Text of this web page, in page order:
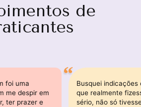
de
foi uma
me despir em
ter prazer e
Busquei
que realmente
sério, não só